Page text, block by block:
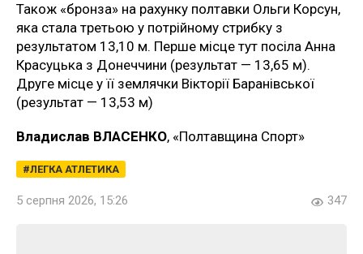
Також «бронза» на рахунку полтавки Ольги Корсун,
яка стала третьою у потрійному стрибку з
результатом 13,10 м. Перше місце тут посіла Анна
Красуцька з Донеччини (результат — 13,65 м).
Друге місце у її землячки Вікторії Баранівської
(результат — 13,53 м)
Владислав ВЛАСЕНКО, «Полтавщина Спорт»
ЛЕГКА АТЛЕТИКА
5 серпня 2026, 15:26 347